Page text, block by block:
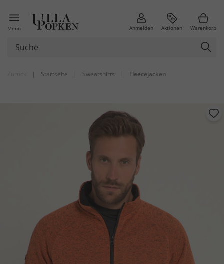
Menü Anmelden Aktionen Warenkorb
| Startseite | Sweatshirts | Fleecejacken